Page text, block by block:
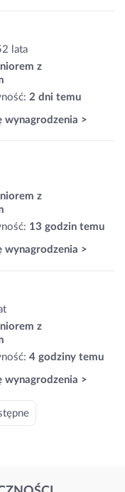
lata
z
2 dni temu
wynagrodzenia >
z
13 godzin temu
wynagrodzenia >
z
4 godziny temu
wynagrodzenia >